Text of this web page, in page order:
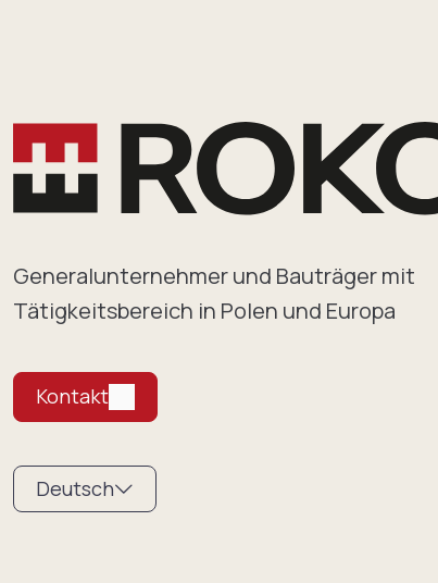
Generalunternehmer und Bauträger mit
Tätigkeitsbereich in Polen und Europa
Kontakt
Deutsch